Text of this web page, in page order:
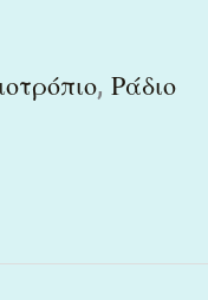
, Ράδιο